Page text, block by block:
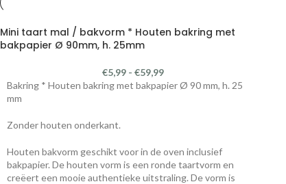
Mini taart mal / bakvorm * Houten bakring met
bakpapier Ø 90mm, h. 25mm
€5,99 - €59,99
Bakring * Houten bakring met bakpapier Ø 90 mm, h. 25
mm
Zonder houten onderkant.
Houten bakvorm geschikt voor in de oven inclusief
bakpapier. De houten vorm is een ronde taartvorm en
creëert een mooie authentieke uitstraling. De vorm is